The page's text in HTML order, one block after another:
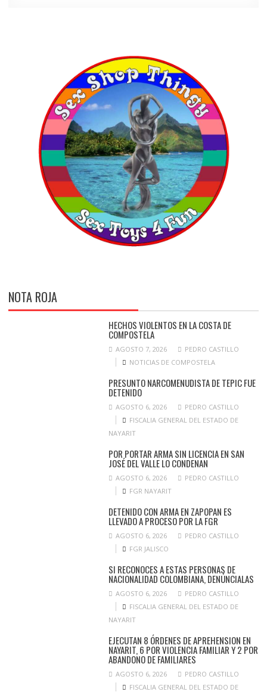
NOTA ROJA
HECHOS VIOLENTOS EN LA COSTA DE
COMPOSTELA
AGOSTO 7, 2026
PEDRO CASTILLO
NOTICIAS DE COMPOSTELA
PRESUNTO NARCOMENUDISTA DE TEPIC FUE
DETENIDO
AGOSTO 6, 2026
PEDRO CASTILLO
FISCALIA GENERAL DEL ESTADO DE
NAYARIT
POR PORTAR ARMA SIN LICENCIA EN SAN
JOSÉ DEL VALLE LO CONDENAN
AGOSTO 6, 2026
PEDRO CASTILLO
FGR NAYARIT
DETENIDO CON ARMA EN ZAPOPAN ES
LLEVADO A PROCESO POR LA FGR
AGOSTO 6, 2026
PEDRO CASTILLO
FGR JALISCO
SI RECONOCES A ESTAS PERSONAS DE
NACIONALIDAD COLOMBIANA, DENÚNCIALAS
AGOSTO 6, 2026
PEDRO CASTILLO
FISCALIA GENERAL DEL ESTADO DE
NAYARIT
EJECUTAN 8 ÓRDENES DE APREHENSION EN
NAYARIT, 6 POR VIOLENCIA FAMILIAR Y 2 POR
ABANDONO DE FAMILIARES
AGOSTO 6, 2026
PEDRO CASTILLO
FISCALIA GENERAL DEL ESTADO DE